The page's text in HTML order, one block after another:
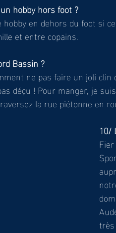
hobby hors foot ?
hobby en dehors du foot si
et entre copains.
Bassin ?
ne pas faire un joli
déçu ! Pour manger, je
la rue piétonne en
10/